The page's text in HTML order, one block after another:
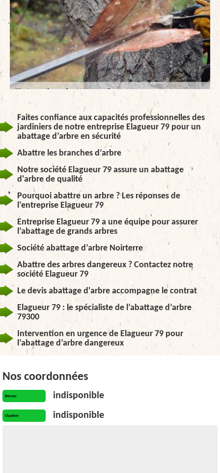
Faites confiance aux capacités professionnelles des
jardiniers de notre entreprise Elagueur 79 pour un
abattage d’arbre en sécurité
Abattre les branches d’arbre
Notre société Elagueur 79 assure un abattage
d'arbre de qualité
Pourquoi abattre un arbre ? Les réponses de
l’entreprise Elagueur 79
Entreprise Elagueur 79 a une équipe pour assurer
l’abattage de grands arbres
Société abattage d’arbre Noirterre
Abattre des arbres dangereux ? Contactez notre
société Elagueur 79
Le devis abattage d'arbre accompagne le contrat
Elagueur 79 : le spécialiste de l’abattage d’arbre
79300
Intervention en urgence de Elagueur 79 pour
l’abattage d’arbre dangereux
Nos coordonnées
Bureau indisponible
Chantier indisponible